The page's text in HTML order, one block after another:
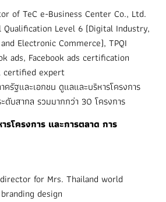
of TeC e-Business Center Co., Ltd.
Qualification Level 6 (Digital Industry,
Electronic Commerce), TPQI
ads, Facebook ads certification
certified expert
ครัฐและเอกชน ดูแลและบริหารโครงการ
ดับสากล รวมมากกว่า 30 โครงการ
รโครงการ และการตลาด การ
for Mrs. Thailand world
design